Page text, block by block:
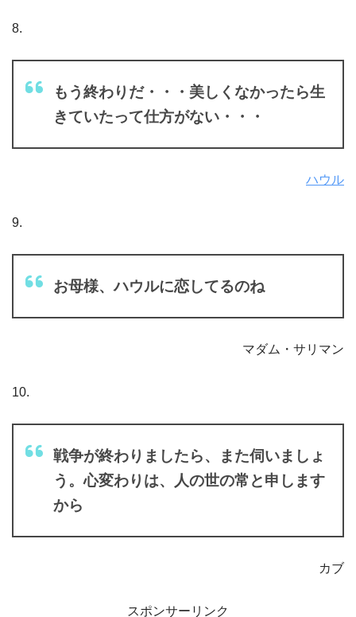
8.
もう終わりだ・・・美しくなかったら生
きていたって仕方がない・・・
ハウル
9.
お母様、ハウルに恋してるのね
マダム・サリマン
10.
戦争が終わりましたら、また伺いましょ
う。心変わりは、人の世の常と申します
から
カブ
スポンサーリンク